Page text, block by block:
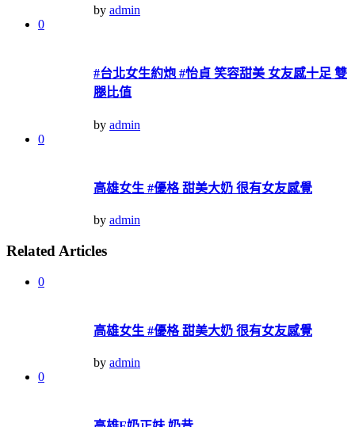
by admin
0
#台北女生約炮 #怡貞 笑容甜美 女友感十足 雙
腿比值
by admin
0
高雄女生 #優格 甜美大奶 很有女友感覺
by admin
Related Articles
0
高雄女生 #優格 甜美大奶 很有女友感覺
by admin
0